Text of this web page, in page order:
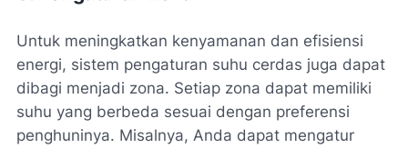
Untuk meningkatkan kenyamanan dan efisiensi
energi, sistem pengaturan suhu cerdas juga dapat
dibagi menjadi zona. Setiap zona dapat memiliki
suhu yang berbeda sesuai dengan preferensi
penghuninya. Misalnya, Anda dapat mengatur